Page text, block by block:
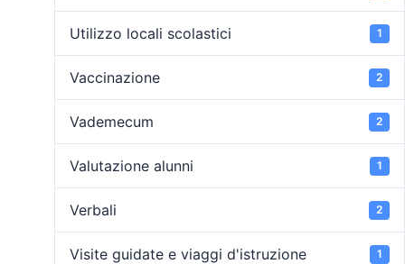
Utilizzo locali scolastici 1
Vaccinazione 2
Vademecum 2
Valutazione alunni 1
Verbali 2
Visite guidate e viaggi d'istruzione 1